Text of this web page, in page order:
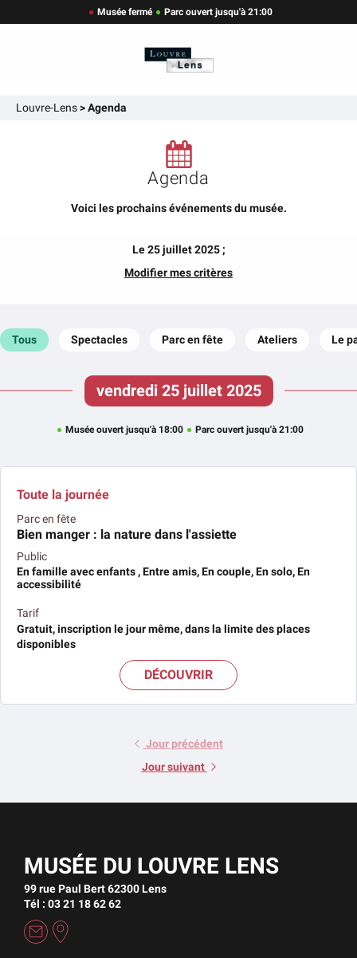
Musée fermé Parc ouvert jusqu'à 21:00
Louvre-Lens>Agenda
Agenda
Voici les prochains événements du musée.
Le 25 juillet 2025 ;
Modifier mes critères
Tous Spectacles Parc en fête Ateliers Le
vendredi 25 juillet 2025
Musée ouvert jusqu'à 18:00 Parc ouvert jusqu'à 21:00
Toute la journée
Parc en fête
Bien manger : la nature dans l'assiette
Public
En famille avec enfants , Entre amis, En couple, En solo, En
accessibilité
Tarif
Gratuit, inscription le jour même, dans la limite des places
disponibles
DÉCOUVRIR
Jour précédent
Jour suivant
MUSÉE DU LOUVRE LENS
99 rue Paul Bert 62300 Lens
Tél : 03 21 18 62 62